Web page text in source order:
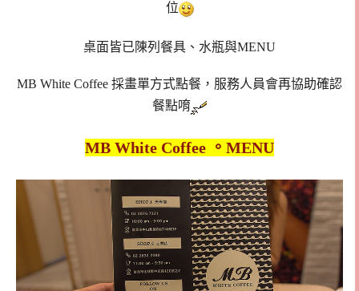
位
桌面皆已陳列餐具、水瓶與MENU
MB White Coffee 採畫單方式點餐，服務人員會再協助確認
餐點唷
MB White Coffee 。MENU